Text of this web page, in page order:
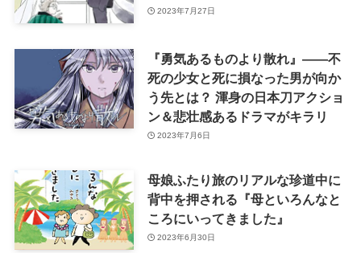
2023年7月27日
『勇気あるものより散れ』――不
死の少女と死に損なった男が向か
う先とは？ 渾身の日本刀アクショ
ン＆悲壮感あるドラマがキラリ
2023年7月6日
母娘ふたり旅のリアルな珍道中に
背中を押される『母といろんなと
ころにいってきました』
2023年6月30日